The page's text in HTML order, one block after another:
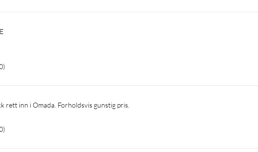
)
rett inn i Omada. Forholdsvis gunstig pris.
)